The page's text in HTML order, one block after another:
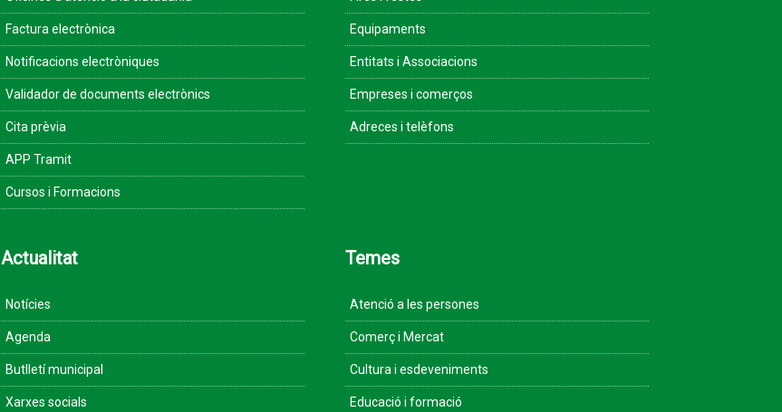
Factura electrònica
Notificacions electròniques
Validador de documents electrònics
Cita prèvia
APP Tramit
Cursos i Formacions
Equipaments
Entitats i Associacions
Empreses i comerços
Adreces i telèfons
Actualitat
Notícies
Agenda
Butlletí municipal
Xarxes socials
Temes
Atenció a les persones
Comerç i Mercat
Cultura i esdeveniments
Educació i formació